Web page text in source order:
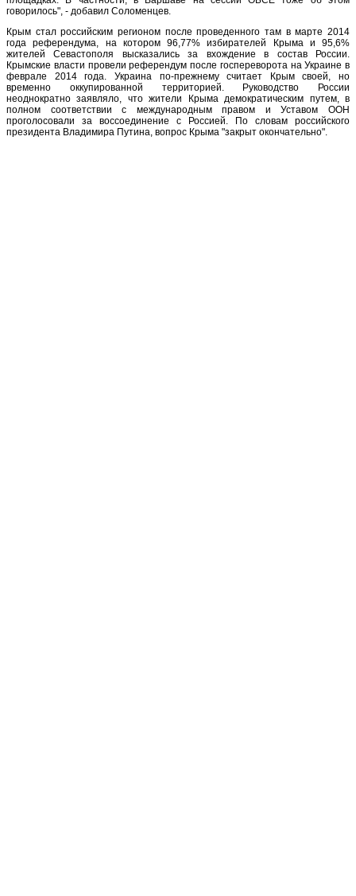
говорилось", - добавил Соломенцев.
Крым стал российским регионом после проведенного там в марте 2014
года референдума, на котором 96,77% избирателей Крыма и 95,6%
жителей Севастополя высказались за вхождение в состав России.
Крымские власти провели референдум после госпереворота на Украине в
феврале 2014 года. Украина по-прежнему считает Крым своей, но
временно оккупированной территорией. Руководство России
неоднократно заявляло, что жители Крыма демократическим путем, в
полном соответствии с международным правом и Уставом ООН
проголосовали за воссоединение с Россией. По словам российского
президента Владимира Путина, вопрос Крыма "закрыт окончательно".